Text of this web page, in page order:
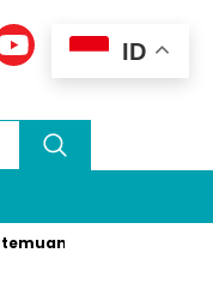
Puncak Rio
ID